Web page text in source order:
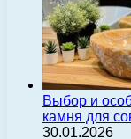
Выбор и
камня для
30.01.2026